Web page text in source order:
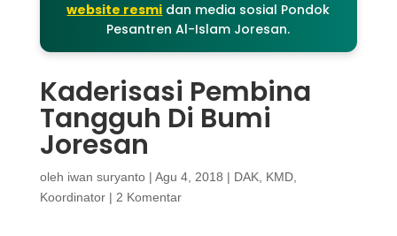
website resmi dan media sosial Pondok
Pesantren Al-Islam Joresan.
Kaderisasi Pembina
Tangguh Di Bumi
Joresan
oleh iwan suryanto| Agu 4, 2018 | DAK, KMD,
Koordinator| 2 Komentar